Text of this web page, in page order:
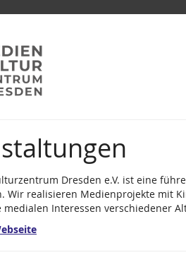
Dresden e.V. ist eine
Wir realisieren Medienprojekte mit
medialen Interessen verschiedener